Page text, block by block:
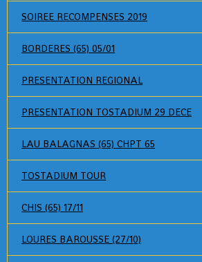
SOIREE RECOMPENSES 2019
BORDERES (65) 05/01
PRESENTATION REGIONAL
PRESENTATION TOSTADIUM 29 DECE
LAU BALAGNAS (65) CHPT 65
TOSTADIUM TOUR
CHIS (65) 17/11
LOURES BAROUSSE (27/10)